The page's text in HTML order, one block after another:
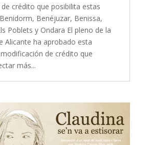
crédito que posibilita estas
Benéjuzar, Benissa,
Poblets y Ondara El pleno de la
Alicante ha aprobado esta
de crédito que
más...